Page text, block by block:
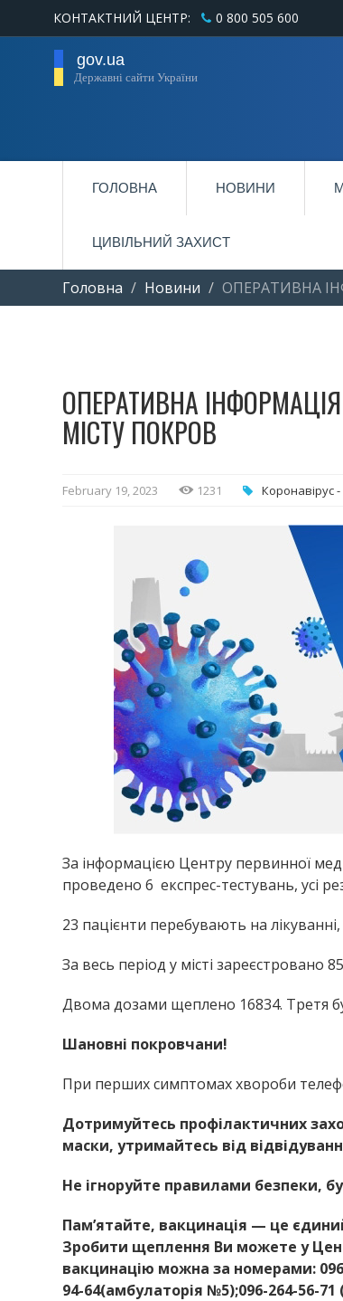
КОНТАКТНИЙ ЦЕНТР: 0 800 505 600
gov.ua
Державні сайти України
ГОЛОВНА НОВИНИ
ЦИВІЛЬНИЙ ЗАХИСТ
Головна Новини ОПЕРАТИВНА
ОПЕРАТИВНА
МІСТУ ПОКРОВ
February 19, 2023 1231 Коронавірус
За інформацією Центру первинної
проведено 6 експрес-тестувань, усі
23 пацієнти перебувають на
За весь період у місті зареєстровано
Двома дозами щеплено 16834. Третя
Шановні покровчани!
При перших симптомах хвороби
Дотримуйтесь профілактичних
маски, утримайтесь від
Не ігноруйте правилами безпеки,
Пам’ятайте, вакцинація — це
Зробити щеплення Ви можете у
вакцинацію можна за номерами:
94-64(амбулаторія №5);096-264-56-